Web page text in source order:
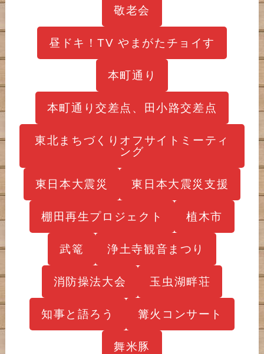
敬老会
昼ドキ！TV やまがたチョイす
本町通り
本町通り交差点、田小路交差点
東北まちづくりオフサイトミーティ
ング
東日本大震災 東日本大震災支援
棚田再生プロジェクト 植木市
武篭 浄土寺観音まつり
消防操法大会 玉虫湖畔荘
知事と語ろう 篝火コンサート
舞米豚